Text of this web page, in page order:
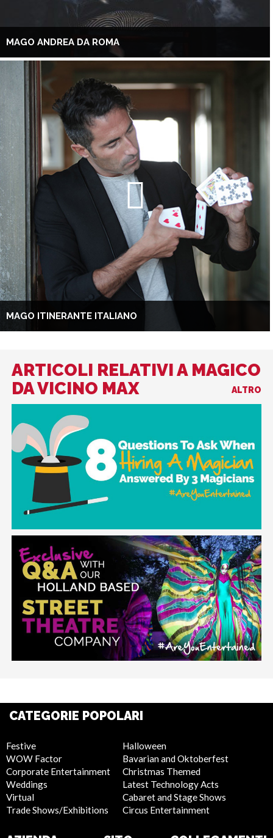
MAGO ANDREA DA ROMA
MAGO ITINERANTE ITALIANO
ARTICOLI RELATIVI A MAGICO
DA VICINO MAX
ALTRO
CATEGORIE POPOLARI
Festive
WOW Factor
Corporate Entertainment
Weddings
Virtual
Trade Shows/Exhibitions
Halloween
Bavarian and Oktoberfest
Christmas Themed
Latest Technology Acts
Cabaret and Stage Shows
Circus Entertainment